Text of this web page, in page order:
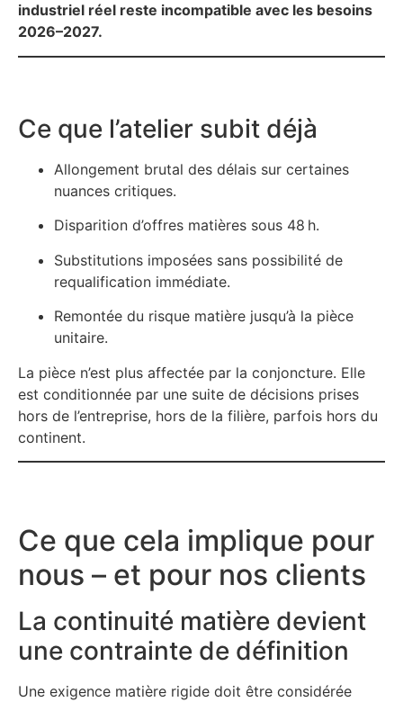
industriel réel reste incompatible avec les besoins
2026–2027.
Ce que l’atelier subit déjà
Allongement brutal des délais sur certaines
nuances critiques.
Disparition d’offres matières sous 48 h.
Substitutions imposées sans possibilité de
requalification immédiate.
Remontée du risque matière jusqu’à la pièce
unitaire.
La pièce n’est plus affectée par la conjoncture. Elle
est conditionnée par une suite de décisions prises
hors de l’entreprise, hors de la filière, parfois hors du
continent.
Ce que cela implique pour
nous – et pour nos clients
La continuité matière devient
une contrainte de définition
Une exigence matière rigide doit être considérée